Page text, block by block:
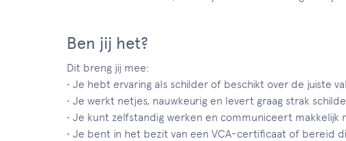
Ben jij het?
Dit breng jij mee:
• Je hebt ervaring als schilder of beschikt over de juiste
• Je werkt netjes, nauwkeurig en levert graag strak
• Je kunt zelfstandig werken en communiceert makkelijk
• Je bent in het bezit van een VCA-certificaat of bereid